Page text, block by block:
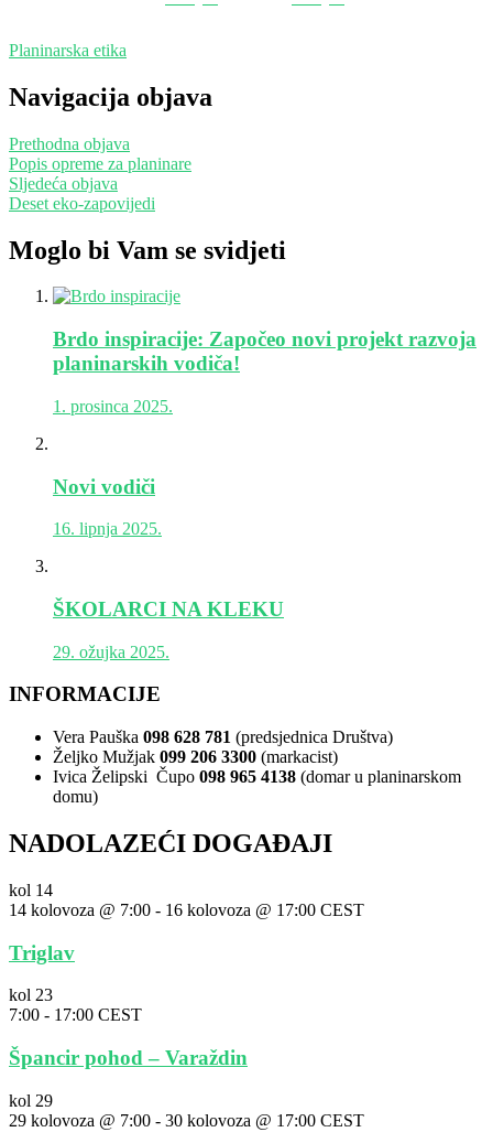
Planinarska etika
Navigacija objava
Prethodna objava
Popis opreme za planinare
Sljedeća objava
Deset eko-zapovijedi
Moglo bi Vam se svidjeti
Brdo inspiracije: Započeo novi projekt razvoja
planinarskih vodiča!
1. prosinca 2025.
Novi vodiči
16. lipnja 2025.
ŠKOLARCI NA KLEKU
29. ožujka 2025.
INFORMACIJE
Vera Pauška 098 628 781 (predsjednica Društva)
Željko Mužjak 099 206 3300 (markacist)
Ivica Želipski Čupo 098 965 4138 (domar u planinarskom
domu)
NADOLAZEĆI DOGAĐAJI
kol 14
14 kolovoza @ 7:00 - 16 kolovoza @ 17:00 CEST
Triglav
kol 23
7:00 - 17:00 CEST
Špancir pohod – Varaždin
kol 29
29 kolovoza @ 7:00 - 30 kolovoza @ 17:00 CEST